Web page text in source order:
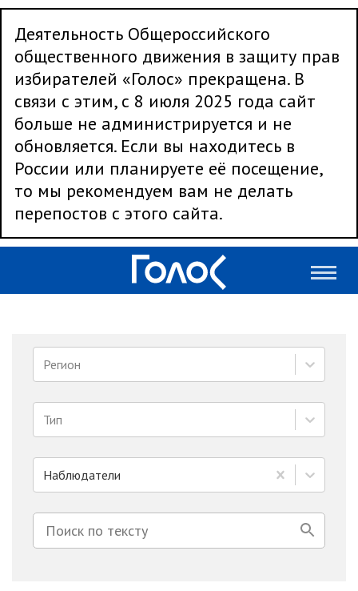
Деятельность Общероссийского
общественного движения в защиту прав
избирателей «Голос» прекращена. В
связи с этим, с 8 июля 2025 года сайт
больше не администрируется и не
обновляется. Если вы находитесь в
России или планируете её посещение,
то мы рекомендуем вам не делать
перепостов с этого сайта.
Регион
Тип
Наблюдатели